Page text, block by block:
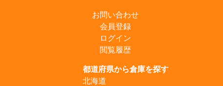
お問い合わせ
会員登録
ログイン
閲覧履歴
都道府県から倉庫を探す
北海道